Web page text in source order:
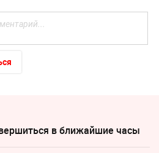
в ближайшие часы